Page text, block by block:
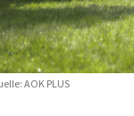
AOK PLUS